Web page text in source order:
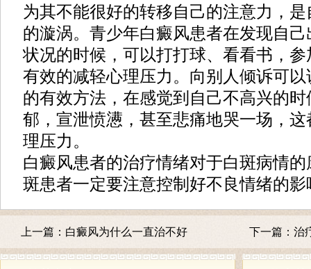
为其不能很好的转移自己的注意力，
的漩涡。青少年白癜风患者在发现自
状况的时候，可以打打球、看看书，
有效的减轻心理压力。向别人倾诉可
的有效方法，在感觉到自己不高兴的
郁，宣泄愤懑，甚至悲痛地哭一场，
理压力。
白癜风患者的治疗情绪对于白斑病情
斑患者一定要注意控制好不良情绪的影
上一篇： 白癜风为什么一直治不好 下一篇： 治